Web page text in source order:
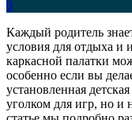
0
Каждый родитель
условия для отдыха и
каркасной палатки
особенно если вы
установленная
уголком для игр, но и